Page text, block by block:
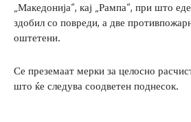
„Македонија“, кај „Рампа“, при што
здобил со повреди, а две
оштетени.
Се преземаат мерки за целосно
што ќе следува соодветен поднесок.